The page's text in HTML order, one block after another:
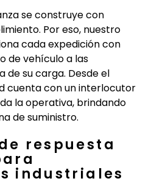
se construye con
Por eso, nuestro
cada expedición con
de vehículo a las
de su carga. Desde el
cuenta con un interlocutor
la operativa, brindando
de suministro.
respuesta
industriales